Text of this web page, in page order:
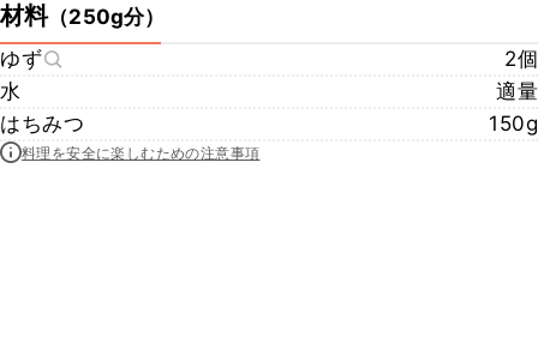
材料（250g分）
ゆず
2個
水
適量
はちみつ
150g
料理を安全に楽しむための注意事項